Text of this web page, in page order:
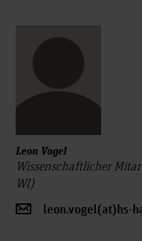
Leon Vogel
Wissenschaftlicher
WI)
leon.vogel(at)hs-